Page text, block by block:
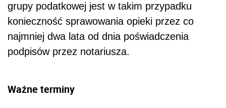
grupy podatkowej jest w takim przypadku
konieczność sprawowania opieki przez co
najmniej dwa lata od dnia poświadczenia
podpisów przez notariusza.
Ważne terminy